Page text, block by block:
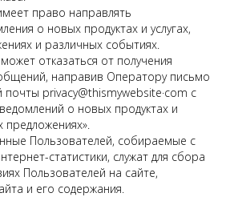
право направлять
о новых продуктах и услугах,
и различных событиях.
отказаться от получения
направив Оператору письмо
почты privacy@thismywebsite·com с
о новых продуктах и
предложениях».
Пользователей, собираемые с
статистики, служат для сбора
Пользователей на сайте,
и его содержания.